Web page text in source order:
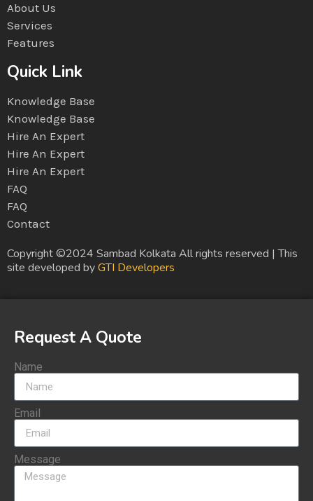
About Us
Services
Features
Quick Link
Knowledge Base
Knowledge Base
Hire An Expert
Hire An Expert
Hire An Expert
FAQ
FAQ
Contact
Copyright ©2024 Sambad Kolkata All rights reserved | This
site developed byGTI Developers
Request A Quote
Name
Email
Message